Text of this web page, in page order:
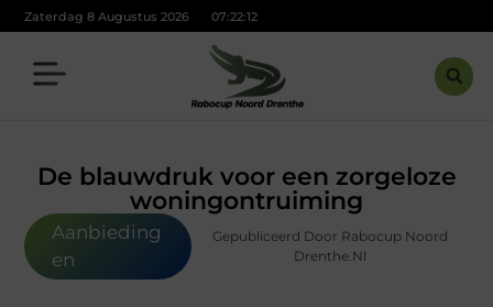
Zaterdag 8 Augustus 2026 07:22:14
De blauwdruk voor een zorgeloze
woningontruiming
Aanbieding
en
Gepubliceerd Door Rabocup Noord
Drenthe.nl